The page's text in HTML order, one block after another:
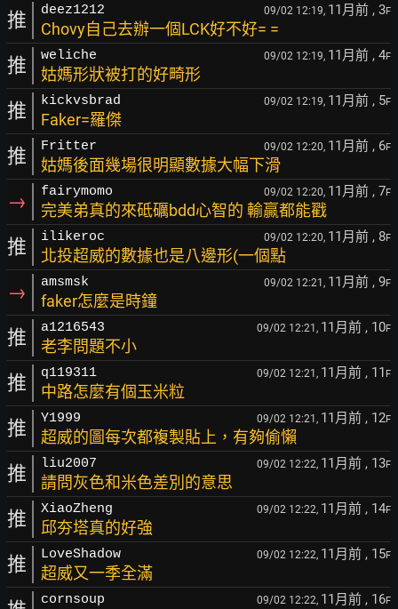
推 deez1212 09/02 12:19, 11月前 , 3F
Chovy自己去辦一個LCK好不好= =
推 weliche 09/02 12:19, 11月前 , 4F
姑媽形狀被打的好畸形
推 kickvsbrad 09/02 12:19, 11月前 , 5F
Faker=羅傑
推 Fritter 09/02 12:20, 11月前 , 6F
姑媽後面幾場很明顯數據大幅下滑
→ fairymomo 09/02 12:20, 11月前 , 7F
完美弟真的來砥礪bdd心智的 輸贏都能戳
推 ilikeroc 09/02 12:20, 11月前 , 8F
北投超威的數據也是八邊形(一個點
→ amsmsk 09/02 12:21, 11月前 , 9F
faker怎麼是時鐘
推 a1216543 09/02 12:21, 11月前 , 10F
老李問題不小
推 q119311 09/02 12:21, 11月前 , 11 F
中路怎麼有個玉米粒
推 Y1999 09/02 12:21, 11月前 , 12F
超威的圖每次都複製貼上，有夠偷懶
推 liu2007 09/02 12:22, 11月前 , 13F
請問灰色和米色差別的意思
推 XiaoZheng 09/02 12:22, 11月前 , 14F
邱夯塔真的好強
推 LoveShadow 09/02 12:22, 11月前 , 15F
超威又一季全滿
cornsoup 09/02 12:22, 11月前 , 16F